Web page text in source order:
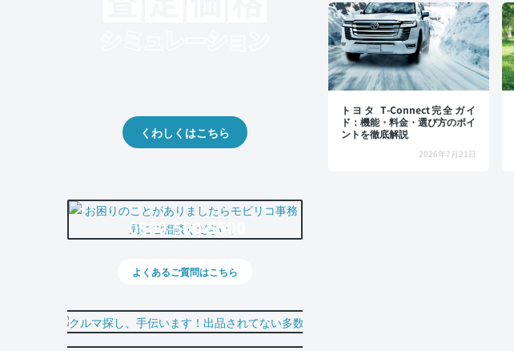
トヨタ T-Connect完全ガイ
ド：機能・料金・選び方のポイ
ントを徹底解説
2026年7月21日
くわしくはこちら
0800-500-5500
よくあるご質問はこちら